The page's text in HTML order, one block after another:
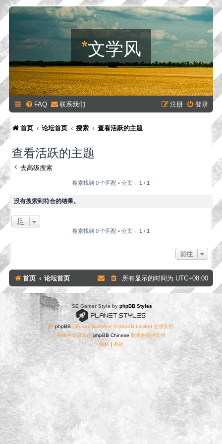
*文学风
FAQ 联系我们 登录
注册
首页 论坛首页 搜索 查看活跃的主题
查看活跃的主题
去高级搜索
搜索找到 0 个匹配 • 分页： 1 / 1
没有搜索到符合的结果。
搜索找到 0 个匹配 • 分页： 1 / 1
前往
首页 论坛首页 所有显示的时间为 UTC+08:00
*SE Gamer Style by phpBB Styles
由 phpBB® Forum Software © phpBB Limited 提供支持
简体中文语言由 phpBB Chinese 制作并提供支持
隐私 | 条款